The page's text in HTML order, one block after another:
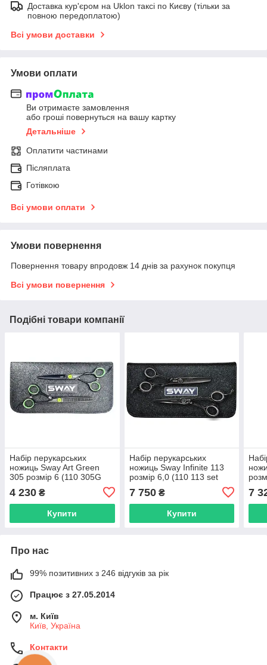
Доставка кур'єром на Uklon таксі по Києву (тільки за
повною передоплатою)
Всі умови доставки
Умови оплати
Ви отримаєте замовлення
або гроші повернуться на вашу картку
Детальніше
Оплатити частинами
Післяплата
Готівкою
Всі умови оплати
Умови повернення
Повернення товару впродовж 14 днів за рахунок покупця
Всі умови повернення
Подібні товари компанії
Набір перукарських
ножиць Sway Art Green
305 розмір 6 (110 305G
4 230 ₴
Купити
Набір перукарських
ножиць Sway Infinite 113
розмір 6,0 (110 113 set
7 750₴
Купити
7
Про нас
99% позитивних з 246 відгуків за рік
Працює з 27.05.2014
м. Київ
Київ, Україна
Контакти